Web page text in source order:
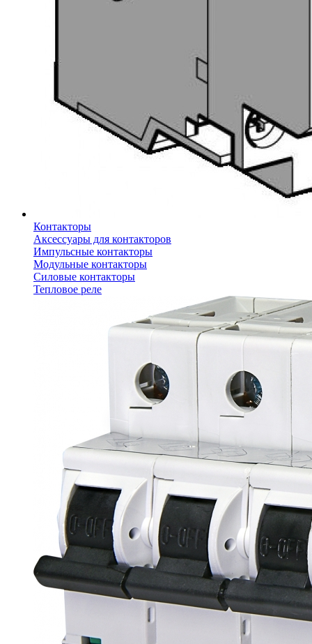
Контакторы
Аксессуары для контакторов
Импульсные контакторы
Модульные контакторы
Силовые контакторы
Тепловое реле